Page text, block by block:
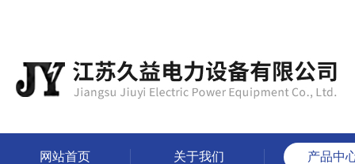
网站首页 关于我们 产品中